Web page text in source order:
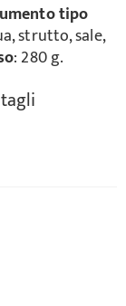
tipo
strutto, sale,
: 280 g.